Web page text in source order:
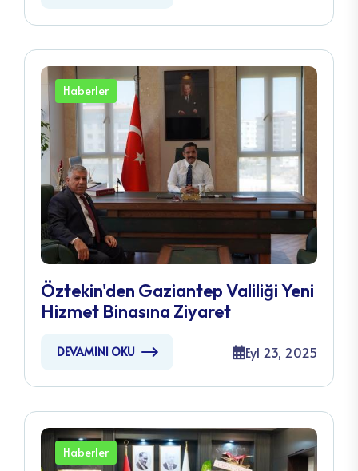
Haberler
Öztekin'den Gaziantep Valiliği Yeni
Hizmet Binasına Ziyaret
DEVAMINI OKU Eyl 23, 2025
Haberler